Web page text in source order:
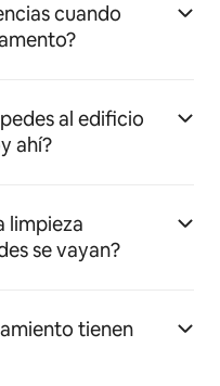
cuando
al edificio
ahí?
limpieza
se vayan?
tienen